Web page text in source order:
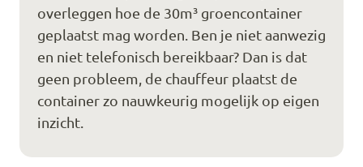
overleggen hoe de 30m³ groencontainer
geplaatst mag worden. Ben je niet aanwezig
en niet telefonisch bereikbaar? Dan is dat
geen probleem, de chauffeur plaatst de
container zo nauwkeurig mogelijk op eigen
inzicht.